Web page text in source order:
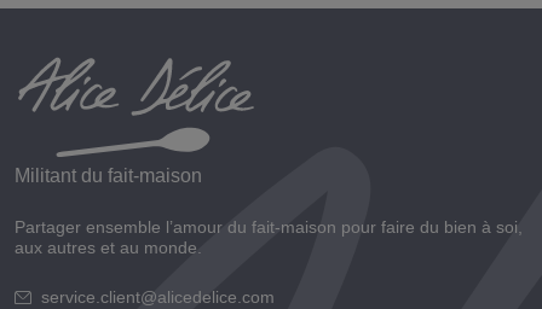
Militant du fait-maison
Partager ensemble l’amour du fait-maison pour faire du bien à soi,
aux autres et au monde.
service.client@alicedelice.com